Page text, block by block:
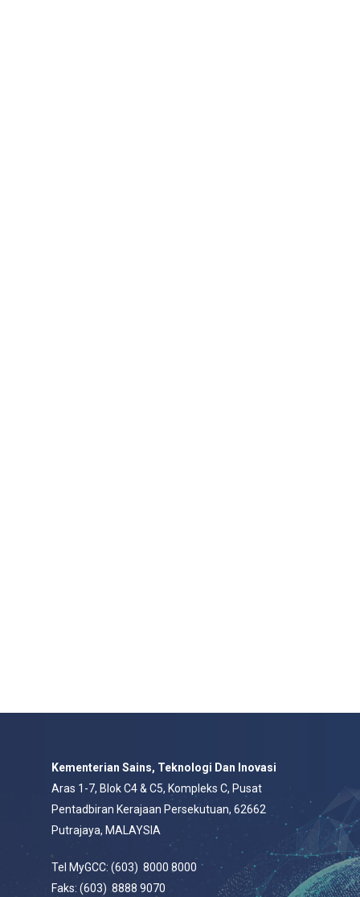
Kementerian Sains, Teknologi Dan Inovasi
Aras 1-7, Blok C4 & C5, Kompleks C, Pusat
Pentadbiran Kerajaan Persekutuan, 62662
Putrajaya, MALAYSIA
Tel MyGCC: (603) 8000 8000
Faks: (603) 8888 9070